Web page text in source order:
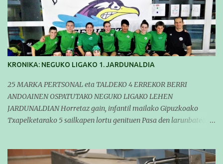
KRONIKA: NEGUKO LIGAKO 1. JARDUNALDIA
25 MARKA PERTSONAL eta TALDEKO 4 ERREKOR BERRI
ANDOAINEN OSPATUTAKO NEGUKO LIGAKO LEHEN
JARDUNALDIAN Horretaz gain, infantil mailako Gipuzkoako
Txapelketarako 5 sailkapen lortu genituen Pasa den larunbatean
hartzen. Bertan gure taldeko 16 igerilari aritu ziren. Denboraldiari